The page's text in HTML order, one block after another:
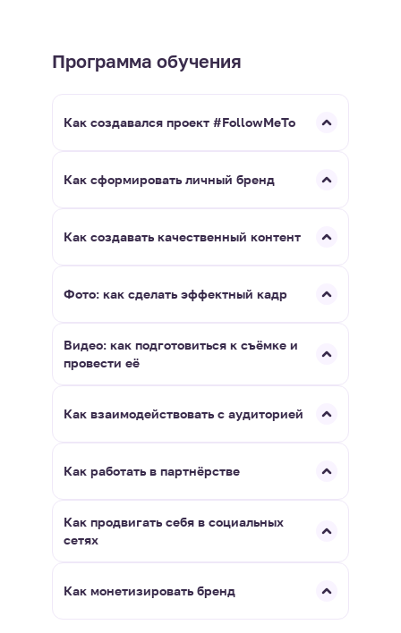
Программа обучения
Как создавался проект #FollowMeTo
Как сформировать личный бренд
Как создавать качественный контент
Фото: как сделать эффектный кадр
Видео: как подготовиться к съёмке и
провести её
Как взаимодействовать с аудиторией
Как работать в партнёрстве
Как продвигать себя в социальных
сетях
Как монетизировать бренд